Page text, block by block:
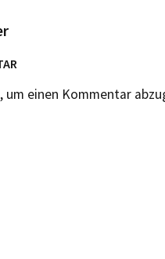
um einen Kommentar